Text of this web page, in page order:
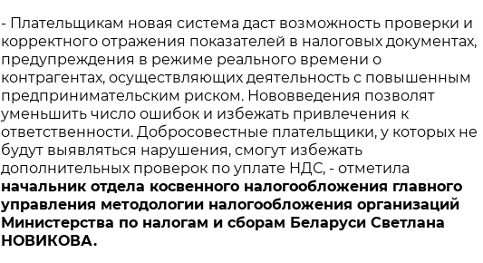
- Плательщикам новая система даст возможность проверки и
корректного отражения показателей в налоговых документах,
предупреждения в режиме реального времени о
контрагентах, осуществляющих деятельность с повышенным
предпринимательским риском. Нововведения позволят
уменьшить число ошибок и избежать привлечения к
ответственности. Добросовестные плательщики, у которых не
будут выявляться нарушения, смогут избежать
дополнительных проверок по уплате НДС, - отметила
начальник отдела косвенного налогообложения главного
управления методологии налогообложения организаций
Министерства по налогам и сборам Беларуси Светлана
НОВИКОВА.